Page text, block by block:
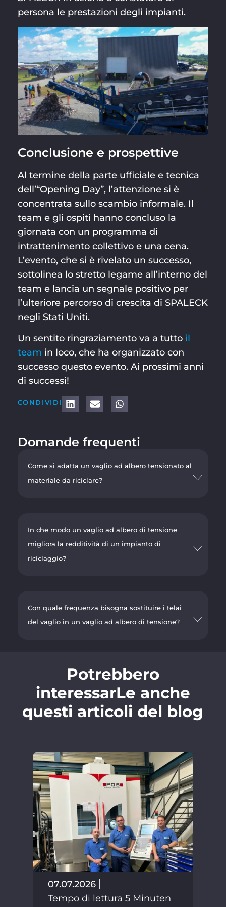
persona le prestazioni degli impianti.
Conclusione e prospettive
Al termine della parte ufficiale e tecnica
dell’“Opening Day”, l’attenzione si è
concentrata sullo scambio informale. Il
team e gli ospiti hanno concluso la
giornata con un programma di
intrattenimento collettivo e una cena.
L’evento, che si è rivelato un successo,
sottolinea lo stretto legame all’interno del
team e lancia un segnale positivo per
l’ulteriore percorso di crescita di SPALECK
negli Stati Uniti.
Un sentito ringraziamento va a tutto il
team in loco, che ha organizzato con
successo questo evento. Ai prossimi anni
di successi!
CONDIVIDI
Domande frequenti
Come si adatta un vaglio ad albero tensionato al
materiale da riciclare?
In che modo un vaglio ad albero di tensione
migliora la redditività di un impianto di
riciclaggio?
Con quale frequenza bisogna sostituire i telai
del vaglio in un vaglio ad albero di tensione?
Potrebbero
interessarLe anche
questi articoli del blog
07.07.2026
Tempo di lettura 5 Minuten